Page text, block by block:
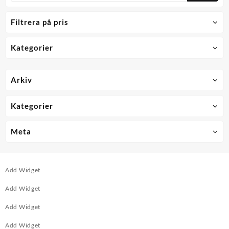
Filtrera på pris
Kategorier
Arkiv
Kategorier
Meta
Add Widget
Add Widget
Add Widget
Add Widget